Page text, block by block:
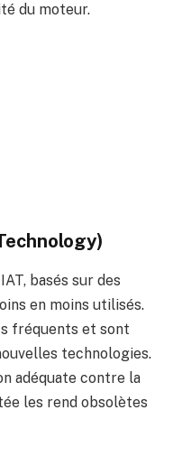
du moteur.
basés sur des
en moins utilisés.
fréquents et sont
technologies.
adéquate contre la
les rend obsolètes